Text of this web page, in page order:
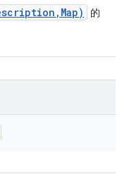
, Map)
的